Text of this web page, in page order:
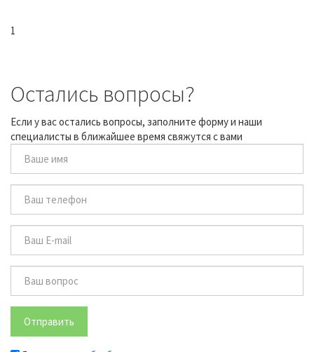
1
Остались вопросы?
Если у вас остались вопросы, заполните форму и наши
специалисты в ближайшее время свяжутся с вами
Отправить